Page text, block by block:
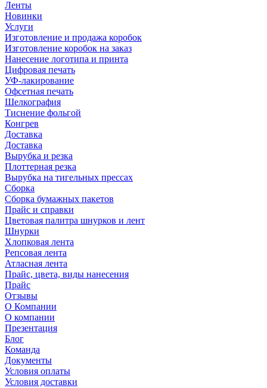
Ленты
Новинки
Услуги
Изготовление и продажа коробок
Изготовление коробок на заказ
Нанесение логотипа и принта
Цифровая печать
УФ-лакирование
Офсетная печать
Шелкография
Тиснение фольгой
Конгрев
Доставка
Доставка
Вырубка и резка
Плоттерная резка
Вырубка на тигельных прессах
Сборка
Сборка бумажных пакетов
Прайс и справки
Цветовая палитра шнурков и лент
Шнурки
Хлопковая лента
Репсовая лента
Атласная лента
Прайс, цвета, виды нанесения
Прайс
Отзывы
О Компании
О компании
Презентация
Блог
Команда
Документы
Условия оплаты
Условия доставки